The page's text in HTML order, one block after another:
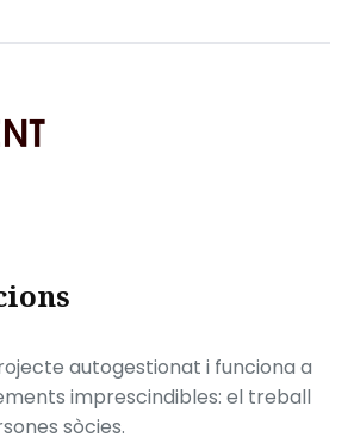
autogestionat i funciona a
imprescindibles: el treball
sòcies.